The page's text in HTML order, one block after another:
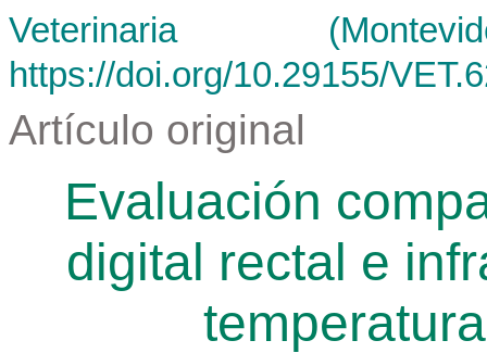
Veterinaria
https://doi.org/10.29155/
Artículo original
Evaluación
digital rectal e